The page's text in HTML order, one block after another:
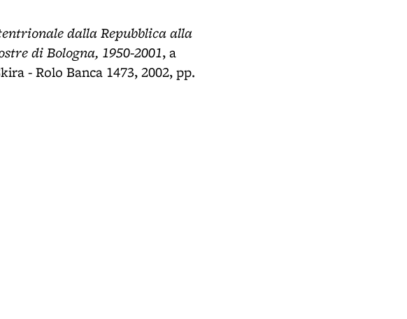
dalla Repubblica alla
di Bologna, 1950-2001, a
- Rolo Banca 1473, 2002, pp.